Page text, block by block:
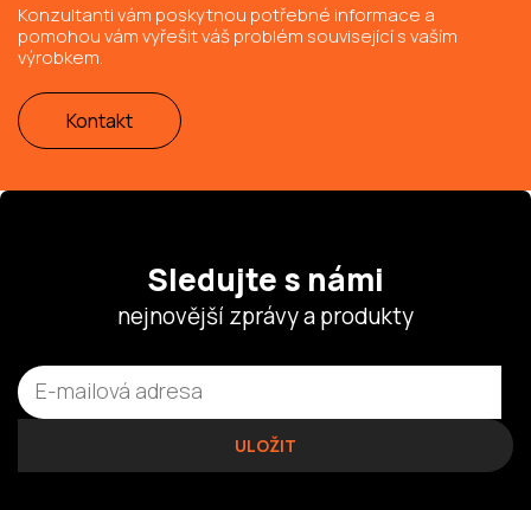
Konzultanti vám poskytnou potřebné informace a
pomohou vám vyřešit váš problém související s vaším
výrobkem.
Kontakt
Sledujte s námi
nejnovější zprávy a produkty